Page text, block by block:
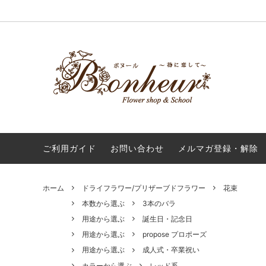
生花
プロポーズの花束
プロポーズ花束の保存加工カタログ｜
ご利用ガイド お問い合わせ メルマガ登録・解除
ホーム ドライフラワー/プリザーブドフラワー
花束
本数から選ぶ
3本のバラ
用途から選ぶ
誕生日・記念日
用途から選ぶ
propose プロポーズ
用途から選ぶ
成人式・卒業祝い